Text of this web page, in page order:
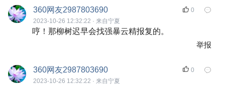
360网友2987803690
2023-10-26 12:32:22 · 来自宁夏
0
哼！那柳树迟早会找强暴云精报复的。
举报
360网友2987803690
2023-10-26 12:32:22 · 来自宁夏
0